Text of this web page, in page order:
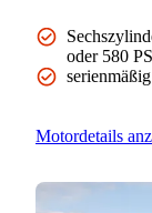
oder 580 PS
Motordetails